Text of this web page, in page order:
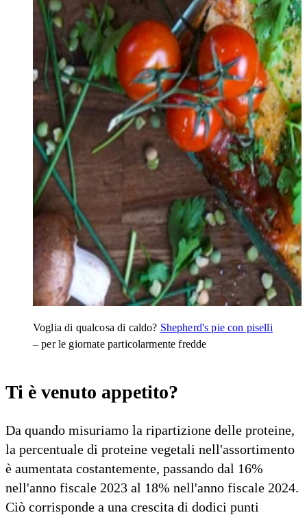
Voglia di qualcosa di caldo? Shepherd's pie con piselli
– per le giornate particolarmente fredde
Ti è venuto appetito?
Da quando misuriamo la ripartizione delle proteine,
la percentuale di proteine vegetali nell'assortimento
è aumentata costantemente, passando dal 16%
nell'anno fiscale 2023 al 18% nell'anno fiscale 2024.
Ciò corrisponde a una crescita di dodici punti